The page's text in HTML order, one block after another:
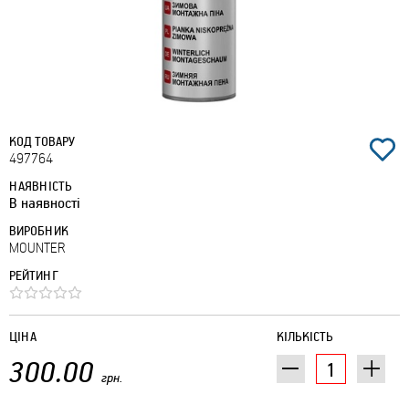
КОД ТОВАРУ
497764
НАЯВНІСТЬ
В наявності
ВИРОБНИК
MOUNTER
РЕЙТИНГ
КІЛЬКІСТЬ
ЦІНА
300.00 грн.